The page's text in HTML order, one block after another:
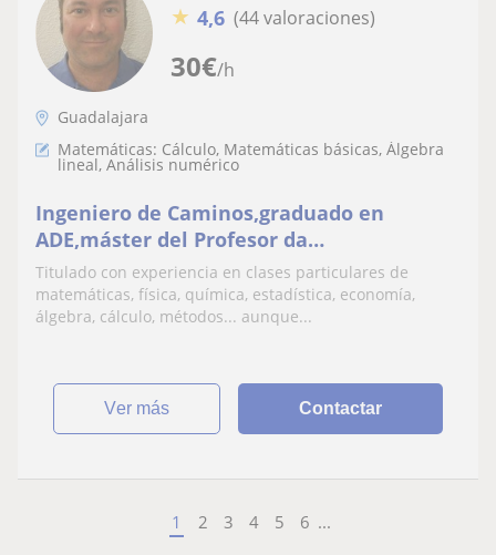
30€/h
★ 4,6 (44 valoraciones)
Guadalajara
Matemáticas: Cálculo, Matemáticas básicas, Álgebra
lineal, Análisis numérico
Ingeniero de Caminos,graduado en
ADE,máster del Profesor da
matematicas,estadistica, fisica, quimica,
economía...Meco, Azuqueca, Alovera,
Guadalajara
Titulado con experiencia en clases particulares de
matemáticas, física, química, estadística, economía,
álgebra, cálculo, métodos... aunque...
ver más Contactar
1 2 3 4 5 6 ...